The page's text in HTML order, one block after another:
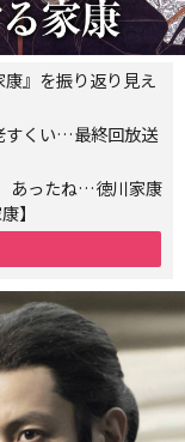
康』を振り返り見え
すくい…最終回放送
あったね…徳川家康
】